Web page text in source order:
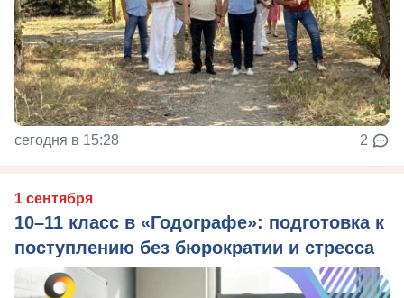
сегодня в 15:28 2
1 сентября
10–11 класс в «Годографе»: подготовка к
поступлению без бюрократии и стресса